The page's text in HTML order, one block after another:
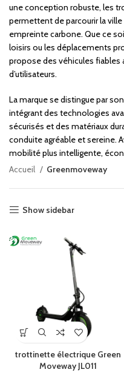
une conception robuste, les
permettent de parcourir la
empreinte carbone. Que ce
loisirs ou les déplacements
propose des véhicules fiables
d’utilisateurs.
La marque se distingue par
intégrant des technologies
sécurisés et des matériaux
conduite agréable et sereine.
mobilité plus intelligente,
Accueil
Greenmoveway
Show sidebar
trottinette électrique Green
Moveway JL011